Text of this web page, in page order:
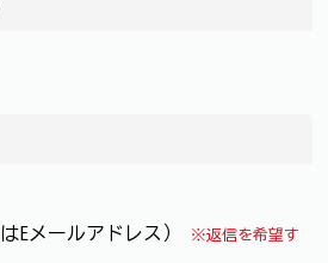
Eメールアドレス）
※返信を希望す